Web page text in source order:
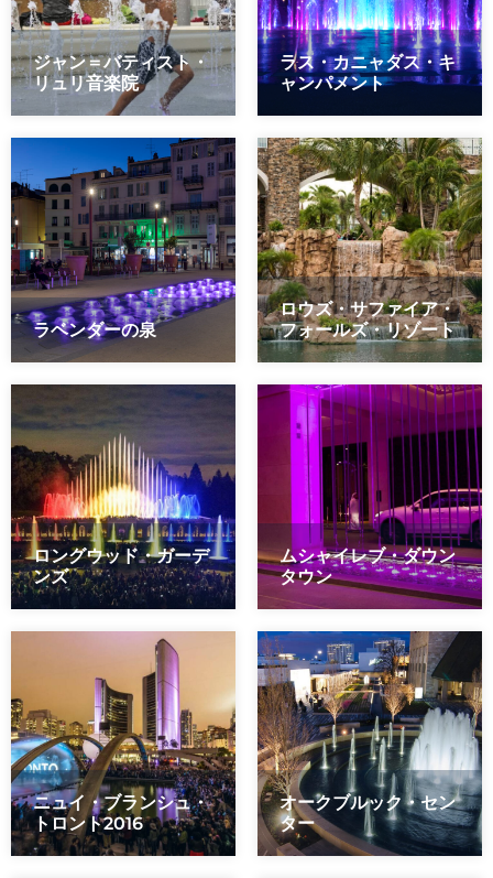
ジャン＝バティスト・
リュリ音楽院
ラス・カニャダス・キ
ャンパメント
ラベンダーの泉
ロウズ・サファイア・
フォールズ・リゾート
ロングウッド・ガーデ
ンズ
ムシャイレブ・ダウン
タウン
ニュイ・ブランシュ・
トロント2016
オークブルック・セン
ター